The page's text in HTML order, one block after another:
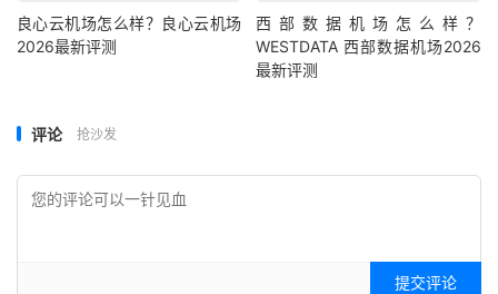
良心云机场怎么样？良心云机场
2026最新评测
西部数据机场怎么样？
WESTDATA 西部数据机场2026
最新评测
评论 抢沙发
提交评论